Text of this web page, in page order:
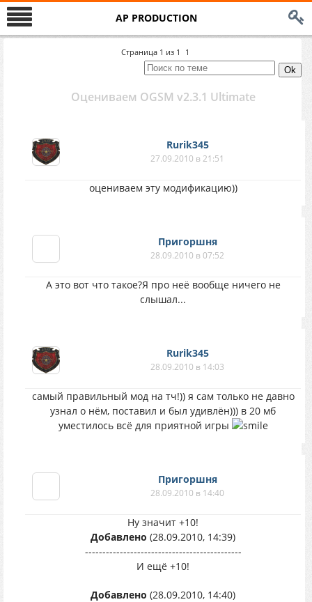
AP PRODUCTION
Страница 1 из 1 1
Оцениваем OGSM v2.3.1 Ultimate
Rurik345
27.09.2010 в 21:51
оцениваем эту модификацию))
Пригоршня
28.09.2010 в 07:52
А это вот что такое?Я про неё вообще ничего не
слышал...
Rurik345
28.09.2010 в 14:03
самый правильный мод на тч!)) я сам только не давно
узнал о нём, поставил и был удивлён))) в 20 мб
уместилось всё для приятной игры
Пригоршня
28.09.2010 в 14:40
Ну значит +10!
Добавлено (28.09.2010, 14:39)
---------------------------------------------
И ещё +10!
Добавлено (28.09.2010, 14:40)